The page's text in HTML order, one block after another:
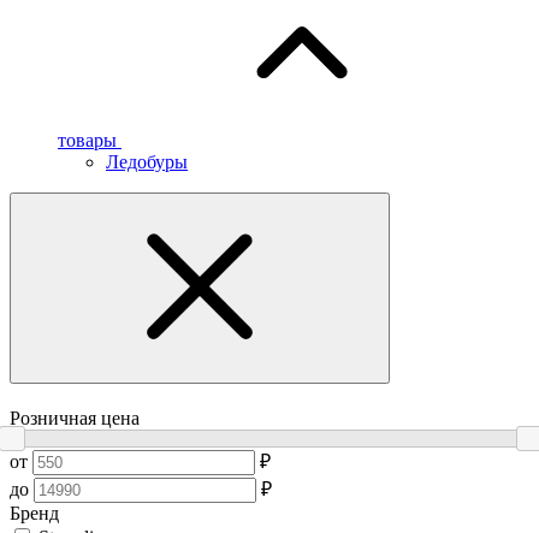
товары
Ледобуры
Розничная цена
от
₽
до
₽
Бренд